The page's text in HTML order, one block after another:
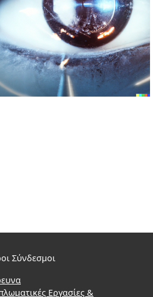
Σύνδεσμοι
Εργασίες &